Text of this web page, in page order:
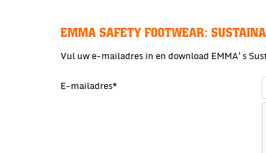
EMMA SAFETY FOOTWEAR:
Vul uw e-mailadres in en download EMMA's
E-mailadres*